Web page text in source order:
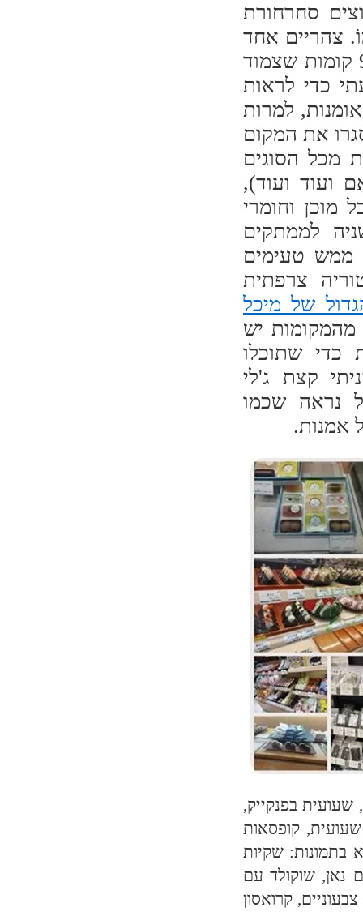
סחרחורת
צהריים אחד
– כלבו של 9 קומות שצמוד
כדי לראות
למרות
את המקום
מכל הסוגים
ועוד ועוד),
מוכן וחומרי
לממתקים
ממש טעימים
צרפתית
של מיכל
יש
כדי שתוכלו
קצת ג'לי
נראה שכמו
אמנות.
שעועית בפנקייק,
קופסאות
בתמונות: שקיות
נאן, שוקולד עם
קרואסון